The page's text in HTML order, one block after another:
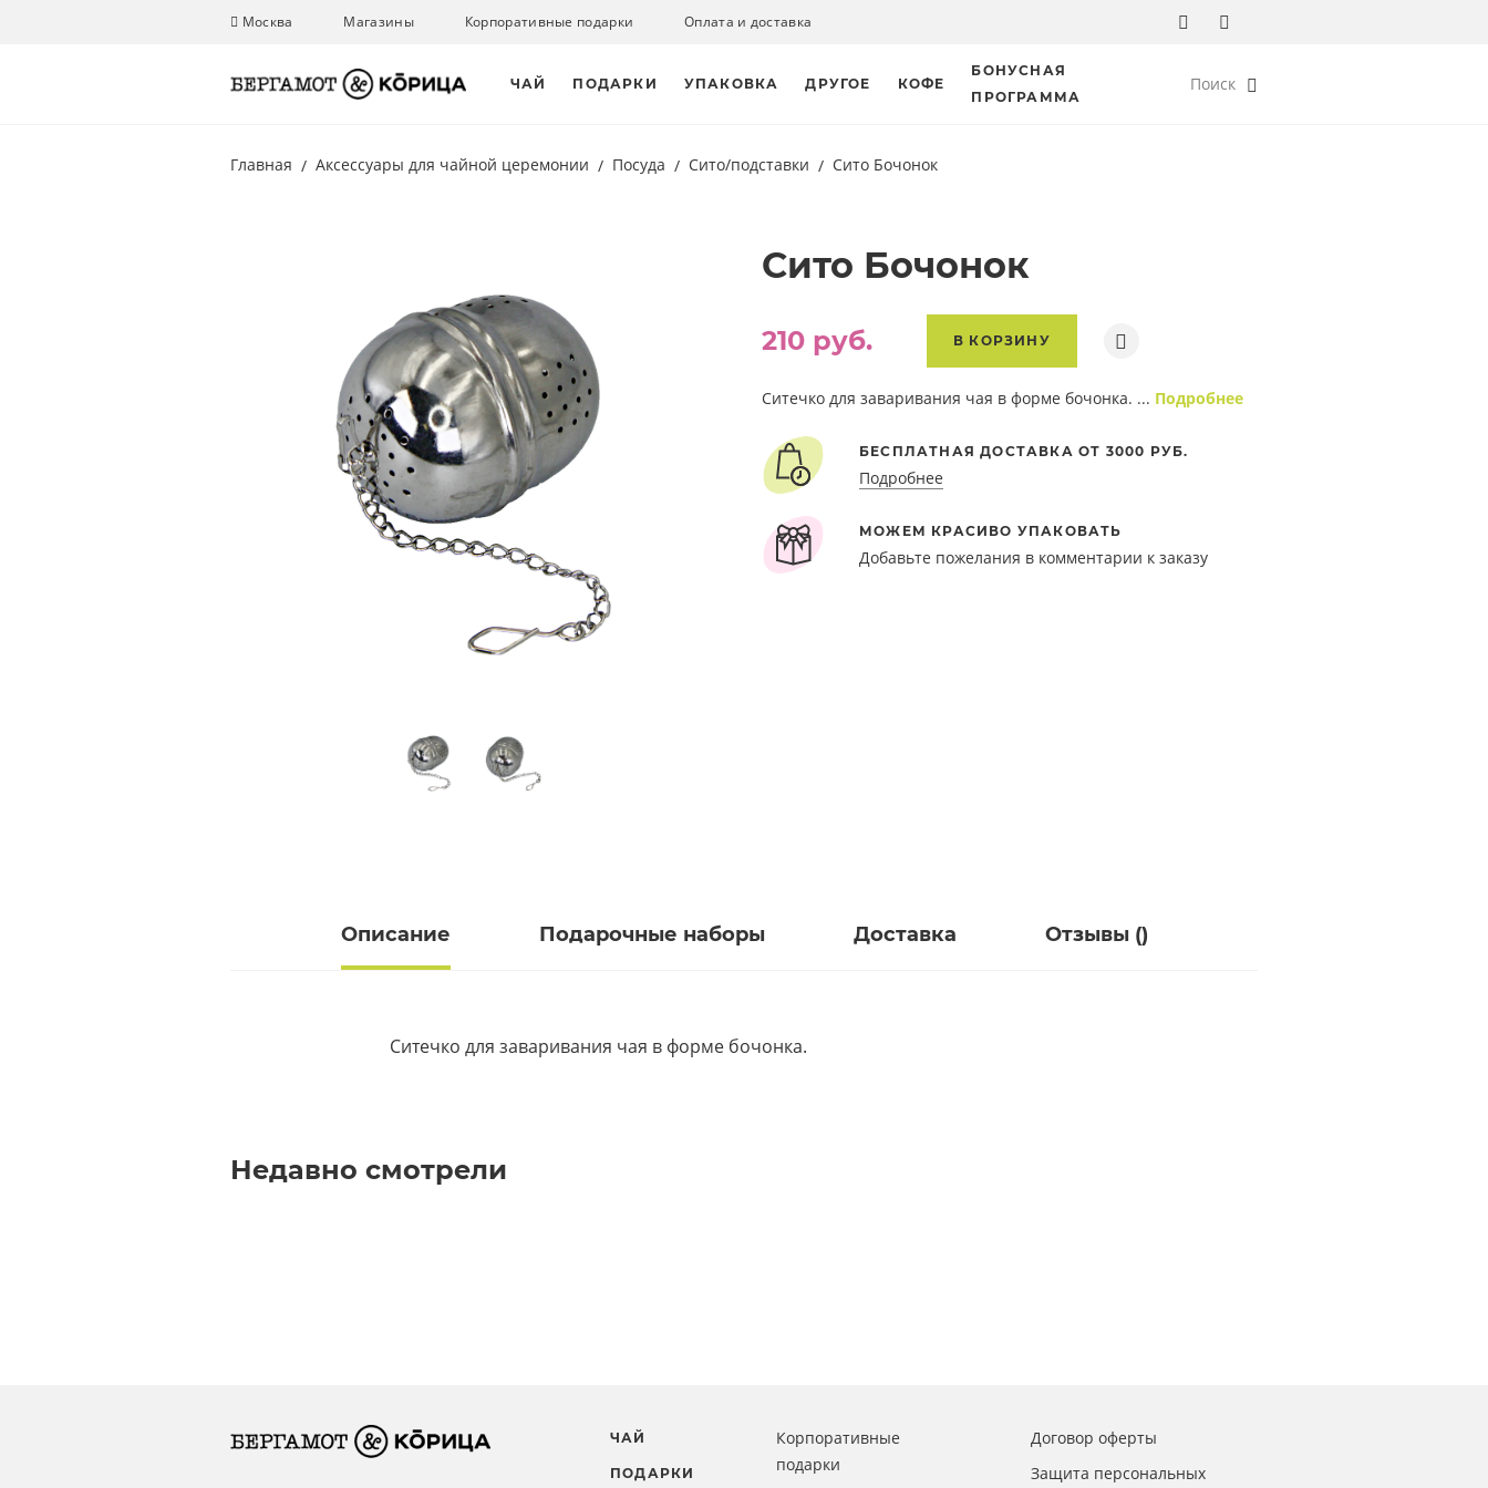
Москва Магазины Корпоративные подарки Оплата и доставка
ЧАЙ ПОДАРКИ УПАКОВКА ДРУГОЕ КОФЕ
БОНУСНАЯ
ПРОГРАММА
Поиск
Главная Аксессуары для чайной церемонии Посуда Сито/подставки Сито Бочонок
Сито Бочонок
210 руб. В КОРЗИНУ
Ситечко для заваривания чая в форме бочонка. ... Подробнее
БЕСПЛАТНАЯ ДОСТАВКА ОТ 3000 РУБ.
Подробнее
МОЖЕМ КРАСИВО УПАКОВАТЬ
Добавьте пожелания в комментарии к заказу
Описание Подарочные наборы Доставка Отзывы ()
Ситечко для заваривания чая в форме бочонка.
Недавно смотрели
ЧАЙ
ПОДАРКИ
Корпоративные
подарки
Договор оферты
Защита персональных